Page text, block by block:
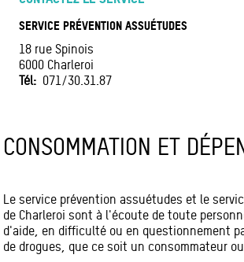
SERVICE PRÉVENTION ASSUÉTUDES
18 rue Spinois
6000 Charleroi
Tél
071/30.31.87
CONSOMMATION ET
Le service prévention assuétudes et le
de Charleroi sont à l'écoute de toute
d'aide, en difficulté ou en questionnement
de drogues, que ce soit un consommateur